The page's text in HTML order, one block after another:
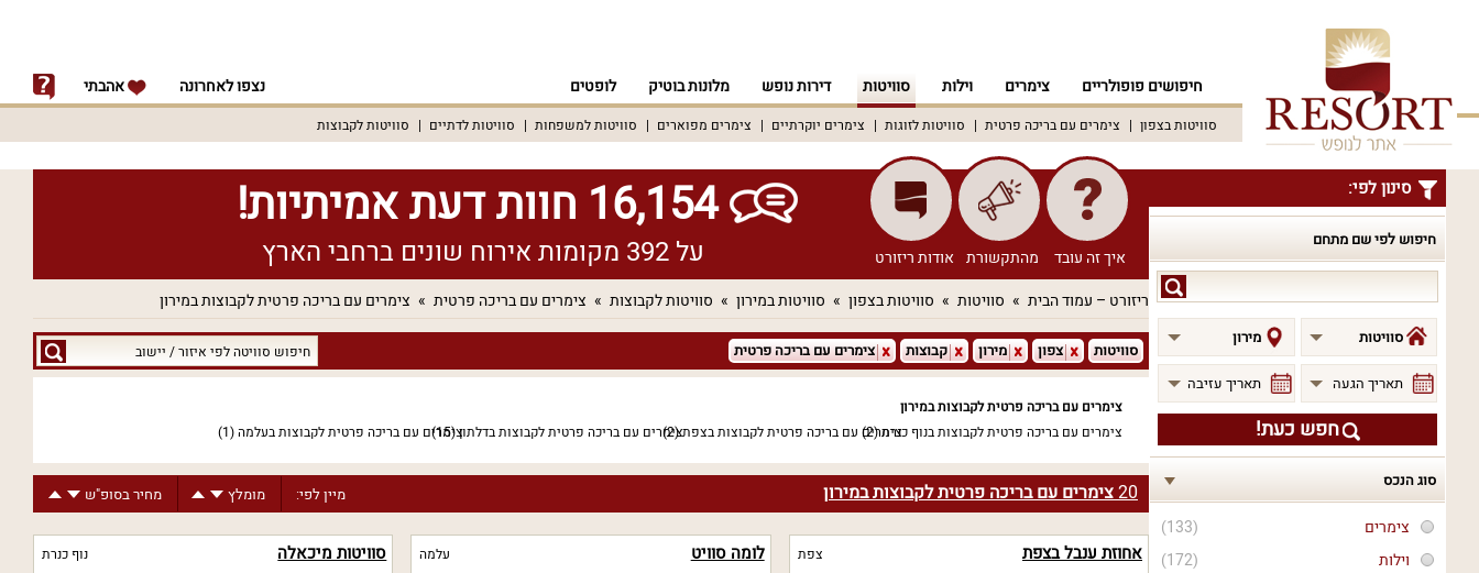
חיפושים פופולריים צימרים וילות סוויטות דירות נופש מלונות בוטיק לופטים נצפו לאחרונה אהבתי
סוויטות בצפון צימרים עם בריכה פרטית סוויטות לזוגות צימרים יוקרתיים צימרים מפוארים סוויטות למשפחות סוויטות לדתיים סוויטות לקבוצות
סינון לפי:
חיפוש לפי שם מתחם
לפי
שם
מתחם
סוויטות מירון
תאריך הגעה תאריך עזיבה
חפש כעת!
סוג הנכס
(133)
צימרים
(172)
וילות
איך זה עובד מהתקשורת אודות ריזורט
16,154 חוות דעת אמיתיות!
על 392 מקומות אירוח שונים ברחבי הארץ
ריזורט – עמוד הבית סוויטות סוויטות בצפון סוויטות במירון סוויטות לקבוצות צימרים עם בריכה פרטית צימרים עם בריכה פרטית לקבוצות במירון
חיפוש
סוויטה
איזור
יישוב
סוויטות צפון מירון קבוצות צימרים עם בריכה פרטית
צימרים עם בריכה פרטית לקבוצות במירון
צימרים עם בריכה פרטית לקבוצות בנוף כנרת(2)
צימרים עם בריכה פרטית לקבוצות בצפת(2)
צימרים עם בריכה פרטית לקבוצות בדלתון(15)
צימרים עם בריכה פרטית לקבוצות בעלמה(1)
20צימרים עם בריכה פרטית לקבוצות במירון מיין לפי: מומלץ מחיר בסופ"ש
אחוזת ענבל בצפת צפת לומה סוויט עלמה סוויטות מיכאלה נוף כנרת